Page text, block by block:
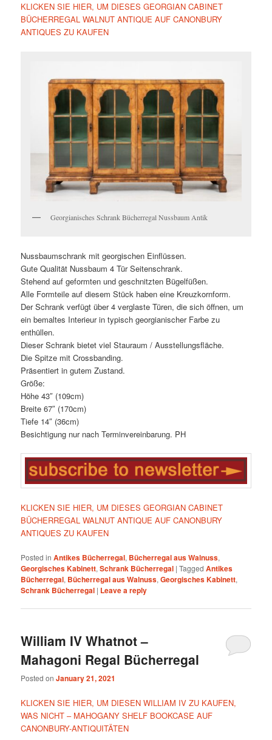
KLICKEN SIE HIER, UM DIESES GEORGIAN CABINET
BÜCHERREGAL WALNUT ANTIQUE AUF CANONBURY
ANTIQUES ZU KAUFEN
Georgianisches Schrank Bücherregal Nussbaum Antik
Nussbaumschrank mit georgischen Einflüssen.
Gute Qualität Nussbaum 4 Tür Seitenschrank.
Stehend auf geformten und geschnitzten Bügelfüßen.
Alle Formteile auf diesem Stück haben eine Kreuzkornform.
Der Schrank verfügt über 4 verglaste Türen, die sich öffnen, um
ein bemaltes Interieur in typisch georgianischer Farbe zu
enthüllen.
Dieser Schrank bietet viel Stauraum / Ausstellungsfläche.
Die Spitze mit Crossbanding.
Präsentiert in gutem Zustand.
Größe:
Höhe 43″ (109cm)
Breite 67″ (170cm)
Tiefe 14″ (36cm)
Besichtigung nur nach Terminvereinbarung. PH
KLICKEN SIE HIER, UM DIESES GEORGIAN CABINET
BÜCHERREGAL WALNUT ANTIQUE AUF CANONBURY
ANTIQUES ZU KAUFEN
Posted in Antikes Bücherregal, Bücherregal aus Walnuss,
Georgisches Kabinett,Schrank Bücherregal |Tagged Antikes
Bücherregal, Bücherregal aus Walnuss,Georgisches Kabinett,
Schrank Bücherregal | Leave a reply
William IV Whatnot –
Mahagoni Regal Bücherregal
Posted onJanuary 21, 2021
KLICKEN SIE HIER, UM DIESEN WILLIAM IV ZU KAUFEN,
WAS NICHT – MAHOGANY SHELF BOOKCASE AUF
CANONBURY-ANTIQUITÄTEN